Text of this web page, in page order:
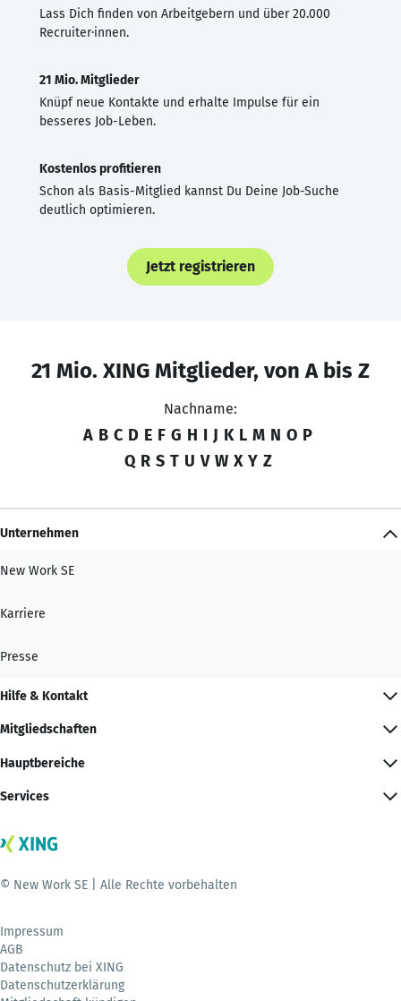
Lass Dich finden von Arbeitgebern und über 20.000
Recruiter·innen.
21 Mio. Mitglieder
Knüpf neue Kontakte und erhalte Impulse für ein
besseres Job-Leben.
Kostenlos profitieren
Schon als Basis-Mitglied kannst Du Deine Job-Suche
deutlich optimieren.
Jetzt registrieren
21 Mio. XING Mitglieder, von A bis Z
Nachname:
A B C D E F G H I J K L M N O P
Q R S T U V W X Y Z
Unternehmen
New Work SE
Karriere
Presse
Hilfe & Kontakt
Mitgliedschaften
Hauptbereiche
Services
© New Work SE | Alle Rechte vorbehalten
Impressum
AGB
Datenschutz bei XING
Datenschutzerklärung